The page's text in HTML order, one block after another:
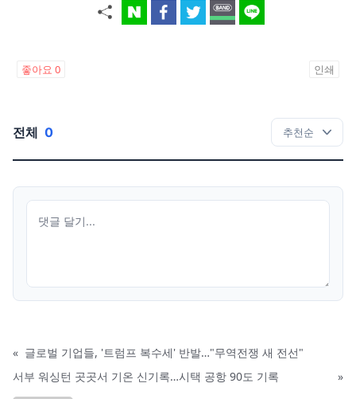
좋아요 0 인쇄
전체 0
« 글로벌 기업들, '트럼프 복수세' 반발…"무역전쟁 새 전선"
서부 워싱턴 곳곳서 기온 신기록…시택 공항 90도 기록
»